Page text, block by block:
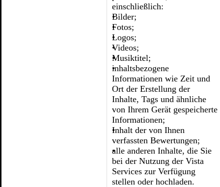
einschließlich:
Bilder;
Fotos;
Logos;
Videos;
Musiktitel;
inhaltsbezogene
Informationen wie Zeit und
Ort der Erstellung der
Inhalte, Tags und ähnliche
von Ihrem Gerät gespeicherte
Informationen;
Inhalt der von Ihnen
verfassten Bewertungen;
alle anderen Inhalte, die Sie
bei der Nutzung der Vista
Services zur Verfügung
stellen oder hochladen.